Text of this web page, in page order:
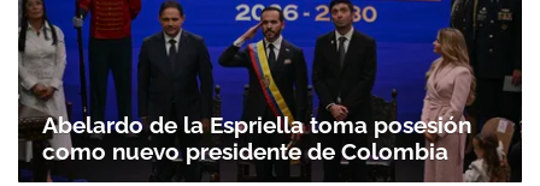
Abelardo de la Espriella toma posesión
como nuevo presidente de Colombia